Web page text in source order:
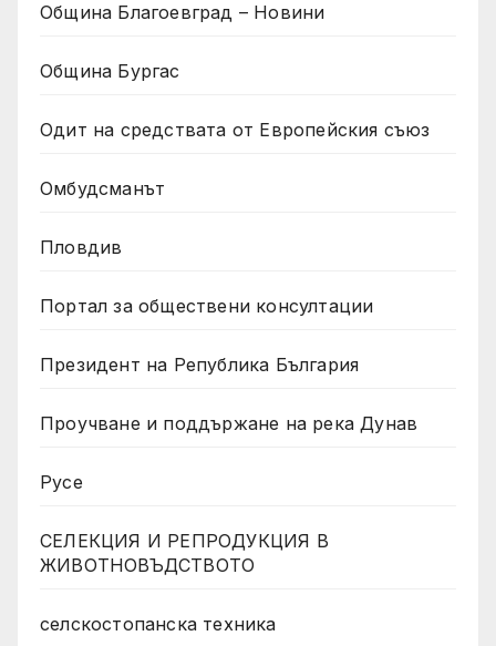
Община Благоевград – Новини
Община Бургас
Одит на средствата от Европейския съюз
Омбудсманът
Пловдив
Портал за обществени консултации
Президент на Република България
Проучване и поддържане на река Дунав
Русе
СЕЛЕКЦИЯ И РЕПРОДУКЦИЯ В
ЖИВОТНОВЪДСТВОТО
селскостопанска техника